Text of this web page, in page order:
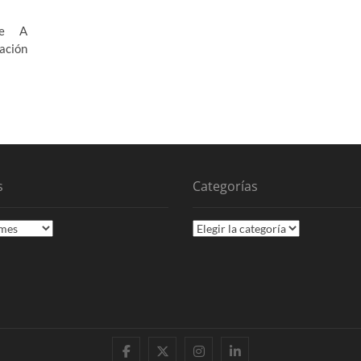
A
Categorías
Categorías
FacebookInstagram
LinkedIn